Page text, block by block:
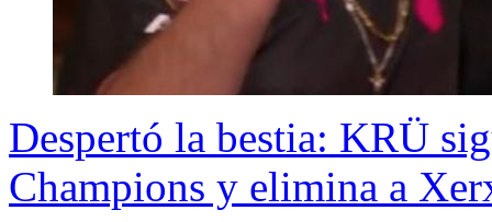
Despertó la bestia: KRÜ
Champions y elimina a